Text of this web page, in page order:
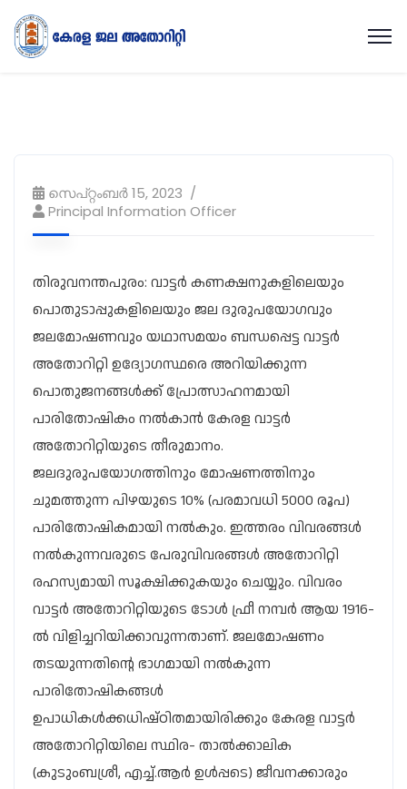
സെപ്റ്റംബർ 15, 2023
Principal Information Officer
തിരുവനന്തപുരം: വാട്ടര്‍ കണക്ഷനുകളിലെയും
പൊതുടാപ്പുകളിലെയും ജല ദുരുപയോഗവും
ജലമോഷണവും യഥാസമയം ബന്ധപ്പെട്ട വാട്ടര്‍
അതോറിറ്റി ഉദ്യോഗസ്ഥരെ അറിയിക്കുന്ന
പൊതുജനങ്ങള്‍ക്ക്‌ പ്രോത്സാഹനമായി
പാരിതോഷികം നല്‍കാൻ കേരള വാട്ടർ
അതോറിറ്റിയുടെ തീരുമാനം.
ജലദുരുപയോഗത്തിനും മോഷണത്തിനും
ചുമത്തുന്ന പിഴയുടെ 10% (പരമാവധി 5000 രൂപ)
പാരിതോഷികമായി നല്‍കും. ഇത്തരം വിവരങ്ങള്‍
നല്‍കുന്നവരുടെ പേരുവിവരങ്ങള്‍ അതോറിറ്റി
രഹസ്യമായി സൂക്ഷിക്കുകയും ചെയ്യും. വിവരം
വാട്ടര്‍ അതോറിറ്റിയുടെ ടോള്‍ ഫ്രീ നമ്പര്‍ ആയ 1916-
ല്‍ വിളിച്ചറിയിക്കാവുന്നതാണ്‌. ജലമോഷണം
തടയുന്നതിന്റെ ഭാഗമായി നല്‍കുന്ന
പാരിതോഷികങ്ങള്‍
ഉപാധികള്‍ക്കധിഷ്ഠിതമായിരിക്കും കേരള വാട്ടര്‍
അതോറിറ്റിയിലെ സ്ഥിര- താല്‍ക്കാലിക
(കുടുംബശ്രീ, എച്ച്‌.ആര്‍ ഉള്‍പ്പടെ) ജീവനക്കാരും